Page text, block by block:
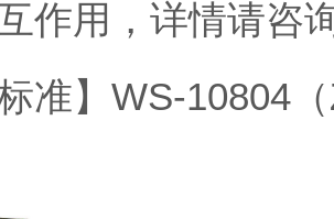
作用，详情请咨
标准】WS-10804